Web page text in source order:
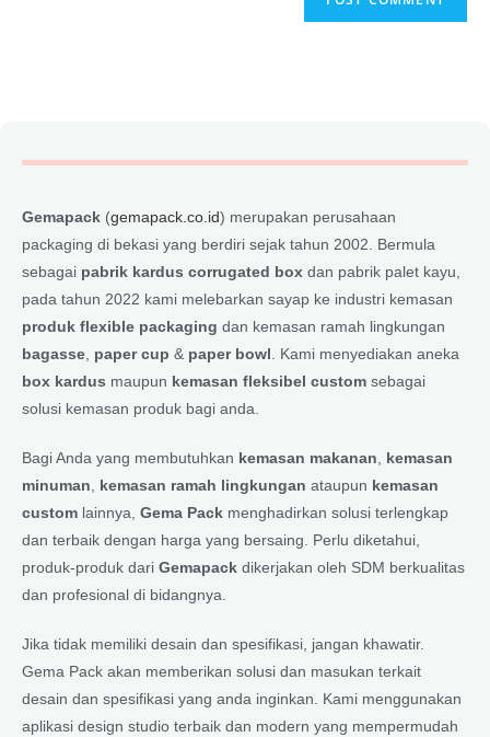
Gemapack (gemapack.co.id) merupakan perusahaan
packaging di bekasi yang berdiri sejak tahun 2002. Bermula
sebagai pabrik kardus corrugated box dan pabrik palet kayu,
pada tahun 2022 kami melebarkan sayap ke industri kemasan
produk flexible packaging dan kemasan ramah lingkungan
bagasse paper cup & paper bowl . Kami menyediakan aneka
box kardus maupun kemasan fleksibel custom sebagai
solusi kemasan produk bagi anda.
Bagi Anda yang membutuhkan kemasan makanan
kemasan
minuman
kemasan ramah lingkungan ataupun kemasan
custom lainnya, Gema Pack menghadirkan solusi terlengkap
dan terbaik dengan harga yang bersaing. Perlu diketahui,
produk-produk dari Gemapack dikerjakan oleh SDM berkualitas
dan profesional di bidangnya.
Jika tidak memiliki desain dan spesifikasi, jangan khawatir.
Gema Pack akan memberikan solusi dan masukan terkait
desain dan spesifikasi yang anda inginkan. Kami menggunakan
aplikasi design studio terbaik dan modern yang mempermudah